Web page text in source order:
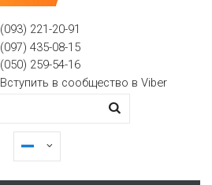
(093) 221-20-91
(097) 435-08-15
(050) 259-54-16
Вступить в сообщество в Viber